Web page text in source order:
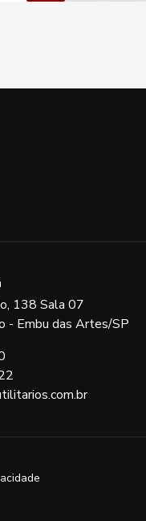
138 Sala 07
- Embu das Artes/SP